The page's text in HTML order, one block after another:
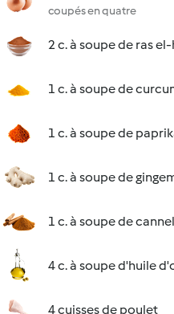
coupés en quatre
2 c. à soupe de ras
1 c. à soupe de
1 c. à soupe de
1 c. à soupe de
1 c. à soupe de
4 c. à soupe d'huile
4 cuisses de poulet